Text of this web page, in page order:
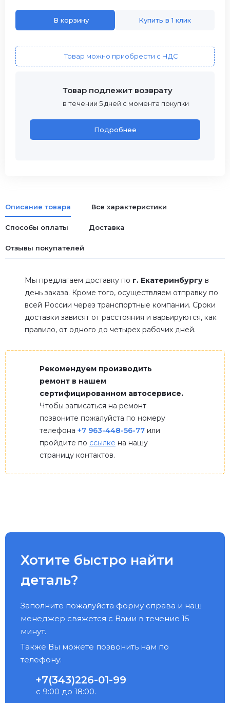
В корзину Купить в 1 клик
Товар можно приобрести с НДС
Товар подлежит возврату
в течении 5 дней с момента покупки
Подробнее
Описание товара Все характеристики
Способы оплаты Доставка
Отзывы покупателей
Мы предлагаем доставку по г. Екатеринбургу в
день заказа. Кроме того, осуществляем отправку по
всей России через транспортные компании. Сроки
доставки зависят от расстояния и варьируются, как
правило, от одного до четырех рабочих дней.
Рекомендуем производить
ремонт в нашем
сертифицированном автосервисе.
Чтобы записаться на ремонт
позвоните пожалуйста по номеру
телефона +7 963-448-56-77 или
пройдите по ссылке на нашу
страницу контактов.
Хотите быстро найти
деталь?
Заполните пожалуйста форму справа и наш
менеджер свяжется с Вами в течение 15
минут.
Также Вы можете позвонить нам по
телефону:
+7(343)226-01-99
с 9:00 до 18:00.